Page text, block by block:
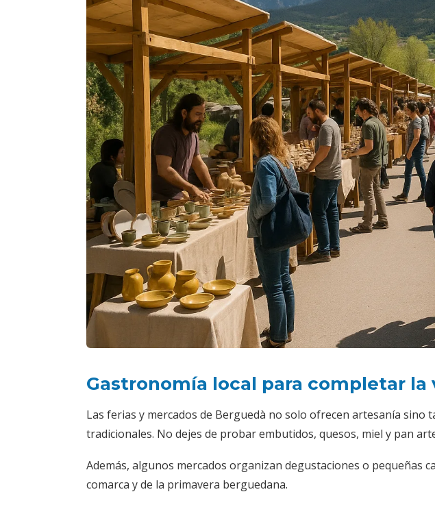
Gastronomía local para completar la
Las ferias y mercados de Berguedà no solo ofrecen artesanía
tradicionales. No dejes de probar embutidos, quesos, miel y pan
Además, algunos mercados organizan degustaciones o pequeñas
comarca y de la primavera berguedana.